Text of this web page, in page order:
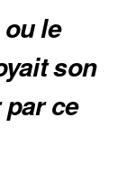
le
son
ce